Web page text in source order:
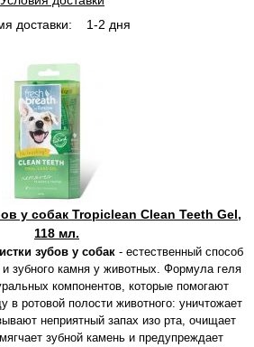
доставки:
1-2 дня
у собак Tropiclean Clean Teeth Gel,
118 мл.
зубов у собак - естественный способ
и зубного камня у животных. Формула геля
компонентов, которые помогают
в ротовой полости животного: уничтожает
неприятный запах изо рта, очищает
зубной камень и предупреждает